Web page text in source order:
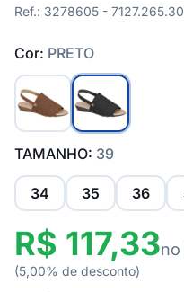
Ref.: 3278605 -
Cor: PRETO
TAMANHO: 39
34 35 36
R$ 117,33no
(5,00% de desconto)